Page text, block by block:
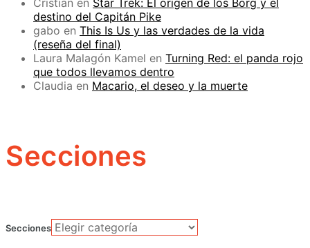
Cristian en Star Trek: El origen de los Borg y el
destino del Capitán Pike
gabo en This Is Us y las verdades de la vida
(reseña del final)
Laura Malagón Kamel en Turning Red: el panda rojo
que todos llevamos dentro
Claudia en Macario, el deseo y la muerte
Secciones
Secciones